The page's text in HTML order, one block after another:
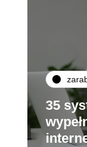
35